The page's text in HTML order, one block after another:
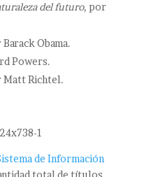
del futuro, por
Obama.
Powers.
Matt Richtel.
de Información